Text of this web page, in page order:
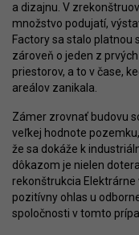
a dizajnu. V
množstvo podujatí,
Factory sa stalo platnou
zároveň o jeden z
priestorov, a to v čase,
areálov zanikala.
Zámer zrovnať budovu
veľkej hodnote
že sa dokáže k
dôkazom je nielen
rekonštrukcia
pozitívny ohlas u
spoločnosti v tomto